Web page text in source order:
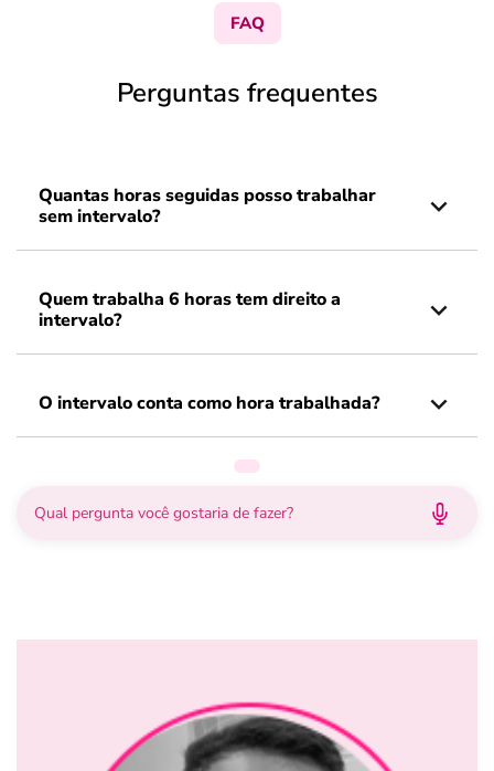
FAQ
Perguntas frequentes
Quantas horas seguidas posso trabalhar
sem intervalo?
Quem trabalha 6 horas tem direito a
intervalo?
O intervalo conta como hora trabalhada?